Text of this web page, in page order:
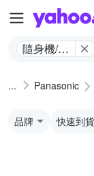
隨身機/類
Panasonic
品牌 快速到貨